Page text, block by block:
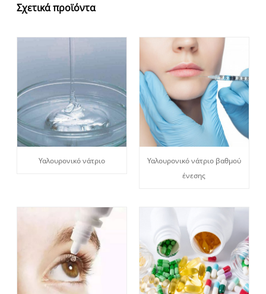
Σχετικά προϊόντα
Υαλουρονικό νάτριο
Υαλουρονικό νάτριο βαθμού
ένεσης